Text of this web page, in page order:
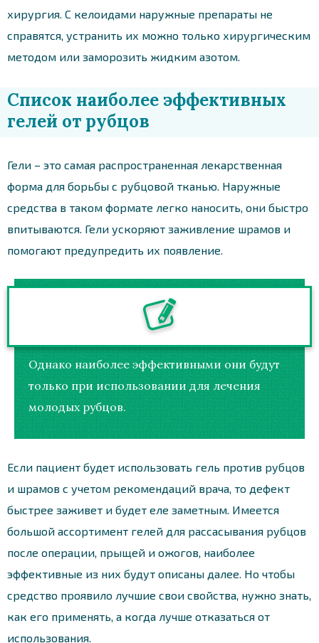
хирургия. С келоидами наружные препараты не
справятся, устранить их можно только хирургическим
методом или заморозить жидким азотом.
Список наиболее эффективных
гелей от рубцов
Гели – это самая распространенная лекарственная
форма для борьбы с рубцовой тканью. Наружные
средства в таком формате легко наносить, они быстро
впитываются. Гели ускоряют заживление шрамов и
помогают предупредить их появление.
Однако наиболее эффективными они будут
только при использовании для лечения
молодых рубцов.
Если пациент будет использовать гель против рубцов
и шрамов с учетом рекомендаций врача, то дефект
быстрее заживет и будет еле заметным. Имеется
большой ассортимент гелей для рассасывания рубцов
после операции, прыщей и ожогов, наиболее
эффективные из них будут описаны далее. Но чтобы
средство проявило лучшие свои свойства, нужно знать,
как его применять, а когда лучше отказаться от
использования.